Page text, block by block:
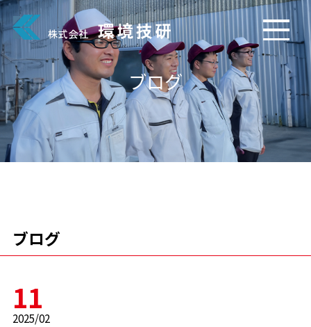
ブログ
ブログ
11
2025/02